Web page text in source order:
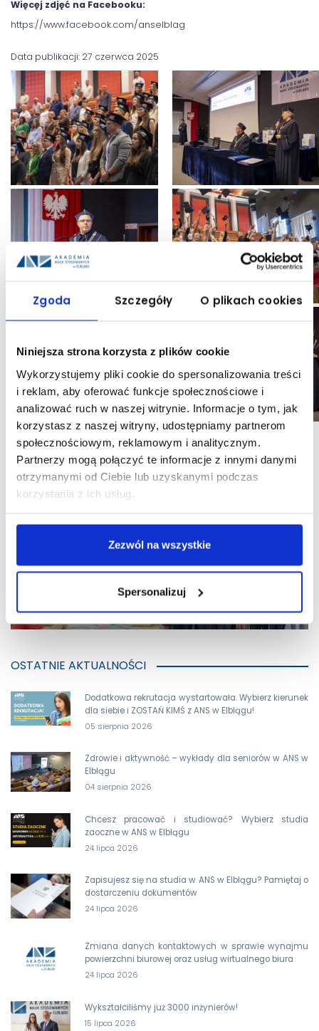
Zgoda Szczegóły O plikach cookies
Niniejsza strona korzysta z plików cookie
Wykorzystujemy pliki cookie do spersonalizowania treści
i reklam, aby oferować funkcje społecznościowe i
analizować ruch w naszej witrynie. Informacje o tym, jak
korzystasz z naszej witryny, udostępniamy partnerom
społecznościowym, reklamowym i analitycznym.
Partnerzy mogą połączyć te informacje z innymi danymi
otrzymanymi od Ciebie lub uzyskanymi podczas
korzystania z ich usług.
Zezwól na wszystkie
Spersonalizuj
Więcęj zdjęć na Facebooku:
https://www.facebook.com/anselblag
Data publikacji: 27 czerwca 2025
UDOSTĘPNIJ:
OSTATNIE AKTUALNOŚCI
Dodatkowa rekrutacja wystartowała. Wybierz kierunek
dla siebie i ZOSTAŃ KIMŚ z ANS w Elblągu!
05 sierpnia 2026
Zdrowie i aktywność – wykłady dla seniorów w ANS w
Elblągu
04 sierpnia 2026
Chcesz pracować i studiować? Wybierz studia
zaoczne w ANS w Elblągu
24 lipca 2026
Zapisujesz się na studia w ANS w Elblągu? Pamiętaj o
dostarczeniu dokumentów
24 lipca 2026
Zmiana danych kontaktowych w sprawie wynajmu
powierzchni biurowej oraz usług wirtualnego biura
24 lipca 2026
Wykształciliśmy już 3000 inżynierów!
15 lipca 2026